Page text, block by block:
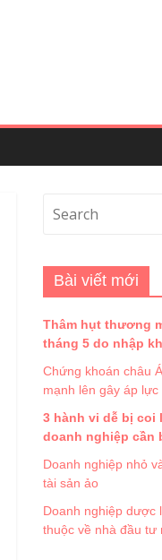
Bài viết mới
Thâm hụt thương
tháng 5 do nhập
Chứng khoán châu
mạnh lên gây áp lực
3 hành vi dễ bị coi
doanh nghiệp cần
Doanh nghiệp nhỏ
tài sản ảo
Doanh nghiệp dược
thuộc về nhà đầu tư